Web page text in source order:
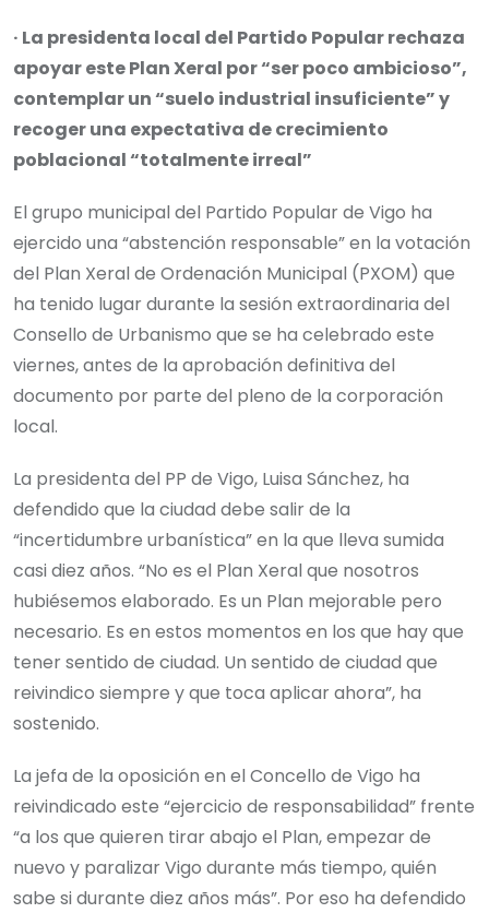
· La presidenta local del Partido Popular rechaza
apoyar este Plan Xeral por “ser poco ambicioso”,
contemplar un “suelo industrial insuficiente” y
recoger una expectativa de crecimiento
poblacional “totalmente irreal”
El grupo municipal del Partido Popular de Vigo ha
ejercido una “abstención responsable” en la votación
del Plan Xeral de Ordenación Municipal (PXOM) que
ha tenido lugar durante la sesión extraordinaria del
Consello de Urbanismo que se ha celebrado este
viernes, antes de la aprobación definitiva del
documento por parte del pleno de la corporación
local.
La presidenta del PP de Vigo, Luisa Sánchez, ha
defendido que la ciudad debe salir de la
“incertidumbre urbanística” en la que lleva sumida
casi diez años. “No es el Plan Xeral que nosotros
hubiésemos elaborado. Es un Plan mejorable pero
necesario. Es en estos momentos en los que hay que
tener sentido de ciudad. Un sentido de ciudad que
reivindico siempre y que toca aplicar ahora”, ha
sostenido.
La jefa de la oposición en el Concello de Vigo ha
reivindicado este “ejercicio de responsabilidad” frente
“a los que quieren tirar abajo el Plan, empezar de
nuevo y paralizar Vigo durante más tiempo, quién
sabe si durante diez años más”. Por eso ha defendido